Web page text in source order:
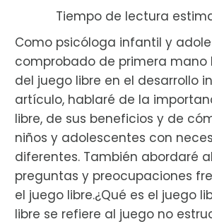
Tiempo de lectura
Como psicóloga infantil y
comprobado de primera mano
del juego libre en el desarrollo
artículo, hablaré de la
libre, de sus beneficios y de
niños y adolescentes con
diferentes. También abordaré
preguntas y preocupaciones
el juego libre.¿Qué es el juego
libre se refiere al juego no